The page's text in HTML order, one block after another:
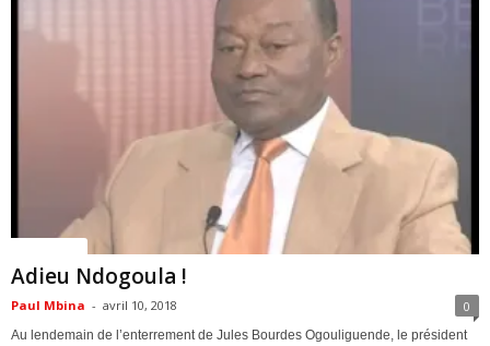
Adieu Ndogoula !
Paul Mbina - avril 10, 2018 0
Au lendemain de l’enterrement de Jules Bourdes Ogouliguende, le président